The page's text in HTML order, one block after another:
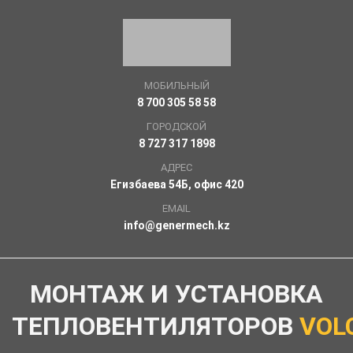
МОБИЛЬНЫЙ
8 700 305 58 58
ГОРОДСКОЙ
8 727 317 1898
АДРЕС
Егизбаева 54Б, офис 420
EMAIL
info@genermech.kz
МОНТАЖ И УСТАНОВКА
ТЕПЛОВЕНТИЛЯТОРОВ